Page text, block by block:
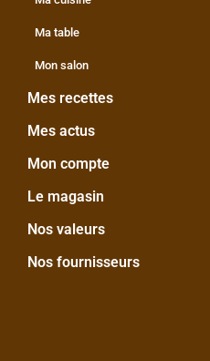
Ma table
Mon salon
Mes recettes
Mes actus
Mon compte
Le magasin
Nos valeurs
Nos fournisseurs